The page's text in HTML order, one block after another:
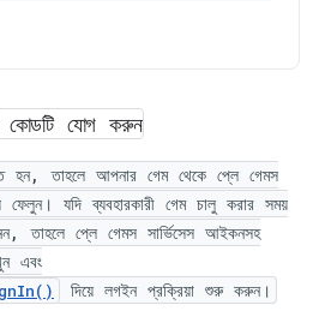
কোডটি যোগ করুন
হন, তাহলে আপনার গেম থেকে প্লে গেমস
ফেলুন। যদি ব্যবহারকারী গেম চালু করার সময়
তাহলে প্লে গেমস সার্ভিসেস আইকনসহ
এবং
দিয়ে লগইন প্রক্রিয়া শুরু করুন।